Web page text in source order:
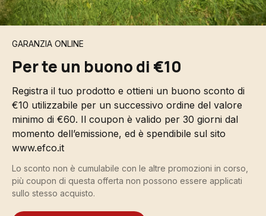
GARANZIA ONLINE
Per te un buono di €10
Registra il tuo prodotto e ottieni un buono sconto di
€10 utilizzabile per un successivo ordine del valore
minimo di €60. Il coupon è valido per 30 giorni dal
momento dell’emissione, ed è spendibile sul sito
www.efco.it
Lo sconto non è cumulabile con le altre promozioni in corso,
più coupon di questa offerta non possono essere applicati
sullo stesso acquisto.